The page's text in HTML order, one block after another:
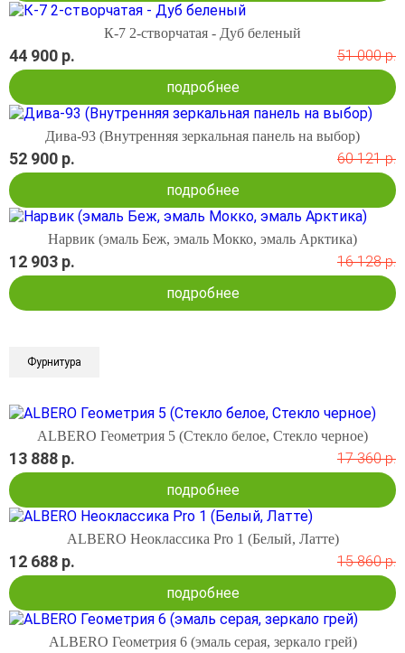
К-7 2-створчатая - Дуб беленый
44 900 р.
51 000 р.
подробнее
Дива-93 (Внутренняя зеркальная панель на выбор)
52 900 р.
60 121 р.
подробнее
Нарвик (эмаль Беж, эмаль Мокко, эмаль Арктика)
12 903 р.
16 128 р.
подробнее
Фурнитура
ALBERO Геометрия 5 (Стекло белое, Стекло черное)
13 888 р.
17 360 р.
подробнее
ALBERO Неоклассика Pro 1 (Белый, Латте)
12 688 р.
15 860 р.
подробнее
ALBERO Геометрия 6 (эмаль серая, зеркало грей)